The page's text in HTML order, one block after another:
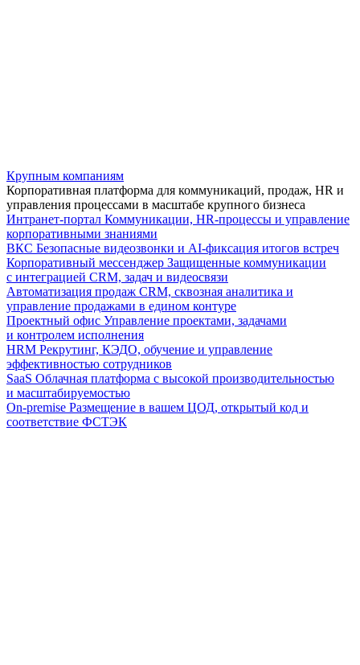
Крупным компаниям
Корпоративная платформа для коммуникаций, продаж, HR и
управления процессами в масштабе крупного бизнеса
Интранет-портал Коммуникации, HR-процессы и управление
корпоративными знаниями
ВКС Безопасные видеозвонки и AI-фиксация итогов встреч
Корпоративный мессенджер Защищенные коммуникации
с интеграцией CRM, задач и видеосвязи
Автоматизация продаж CRM, сквозная аналитика и
управление продажами в едином контуре
Проектный офис Управление проектами, задачами
и контролем исполнения
HRM Рекрутинг, КЭДО, обучение и управление
эффективностью сотрудников
SaaS Облачная платформа с высокой производительностью
и масштабируемостью
On-premise Размещение в вашем ЦОД, открытый код и
соответствие ФСТЭК